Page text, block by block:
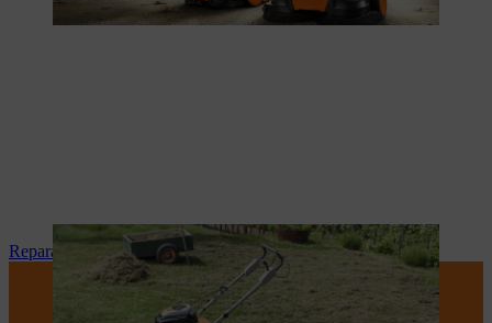
Reparación y mantenimiento STIHL en tu tienda especialista